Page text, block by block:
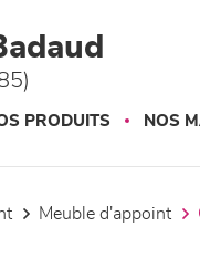
PRODUITS NOS
meuble d'appoint